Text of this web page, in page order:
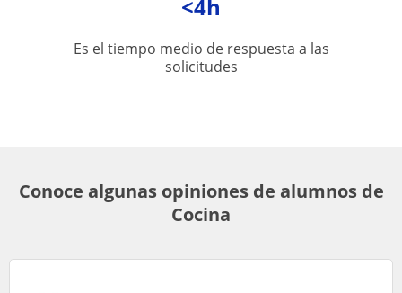
<4h
Es el tiempo medio de respuesta a las
solicitudes
Conoce algunas opiniones de alumnos de
Cocina